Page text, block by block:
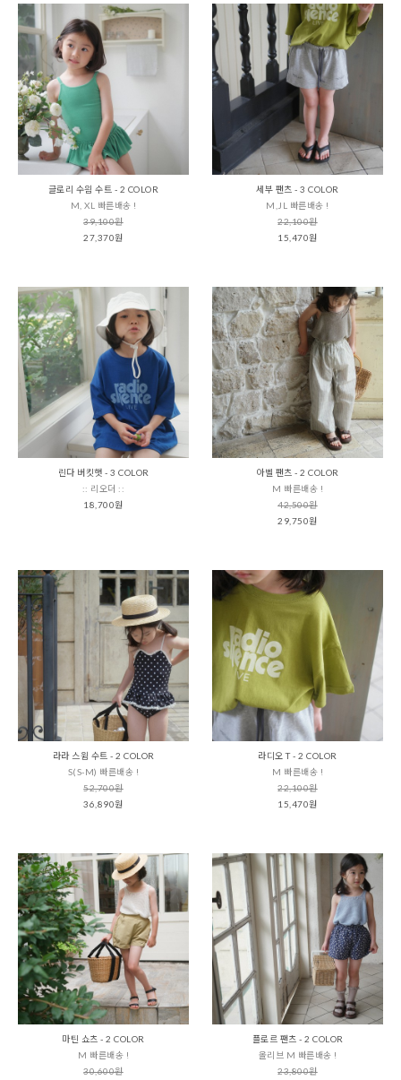
글로리 수읨 수트 - 2 COLOR
M, XL 빠른배송 !
39,100원
27,370원
세부 팬츠 - 3 COLOR
M,JL 빠른배송 !
22,100원
15,470원
린다 버킷햇 - 3 COLOR
:: 리오더 ::
18,700원
아벨 팬츠 - 2 COLOR
M 빠른배송 !
42,500원
29,750원
라라 스윔 수트 - 2 COLOR
S(S-M) 빠른배송 !
52,700원
36,890원
라디오 T - 2 COLOR
M 빠른배송 !
22,100원
15,470원
마틴 쇼츠 - 2 COLOR
M 빠른배송 !
30,600원
플로르 팬츠 - 2 COLOR
올리브 M 빠른배송 !
23,800원